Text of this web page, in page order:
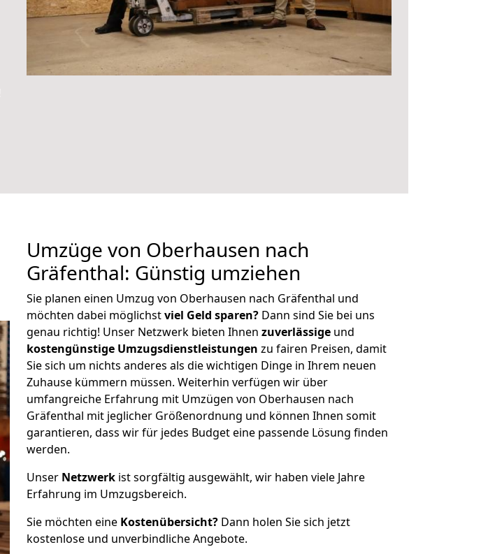
Umzüge von Oberhausen nach
Gräfenthal: Günstig umziehen
Sie planen einen Umzug von Oberhausen nach Gräfenthal und
möchten dabei möglichstviel Geld sparen? Dann sind Sie bei uns
genau richtig! Unser Netzwerk bieten Ihnen zuverlässige und
kostengünstige Umzugsdienstleistungen zu fairen Preisen, damit
Sie sich um nichts anderes als die wichtigen Dinge in Ihrem neuen
Zuhause kümmern müssen. Weiterhin verfügen wir über
umfangreiche Erfahrung mit Umzügen von Oberhausen nach
Gräfenthal mit jeglicher Größenordnung und können Ihnen somit
garantieren, dass wir für jedes Budget eine passende Lösung finden
werden.
Unser Netzwerk ist sorgfältig ausgewählt, wir haben viele Jahre
Erfahrung im Umzugsbereich.
Sie möchten eine Kostenübersicht? Dann holen Sie sich jetzt
kostenlose und unverbindliche Angebote.